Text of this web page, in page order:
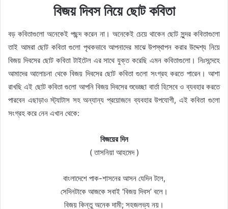
বিজয় দিবস নিয়ে ছোট কবিতা
বড় কবিতাগুলো অনেকেই পছন্দ করেন না। অনেকেই চেয়ে থাকেন ছোট সুন্দর কবিতাগুলো
তাই আমরা ছোট কবিতা গুলো পৃথকভাবে আপনাদের মাঝে উপস্থাপন করার উদ্দেশ্য নিয়ে
বিজয় দিবসের ছোট কবিতা টাইটেল এর সাথে যুক্ত করেছি এমন কবিতাগুলো। নিঃসন্দেহে
আমাদের আলোচনা থেকে বিজয় দিবসের ছোট কবিতা গুলো সংগ্রহ করতে পারেন। আশা
রাখছি এই ছোট কবিতা গুলো আপনি বিজয় দিবসের শুভেচ্ছা বার্তা হিসেবে ও ব্যবহার করতে
পারবেন এছাড়াও স্ট্যাটাস সহ অন্যান্য প্রয়োজনে ব্যবহার উপযোগী, এই কবিতা গুলো
সংগ্রহ করে নেন এখান থেকে:
বিজয়ের দিন
( তাসনিয়া আহমেদ )
বাংলাদেশে পাক-শাসনের আসন যেদিন টলে,
সেদিনটাকে আজকে সবাই ‘বিজয় দিবস’ বলে।
বিজয় কিন্তু অনেক দামী; সহজলভ্য নয়।